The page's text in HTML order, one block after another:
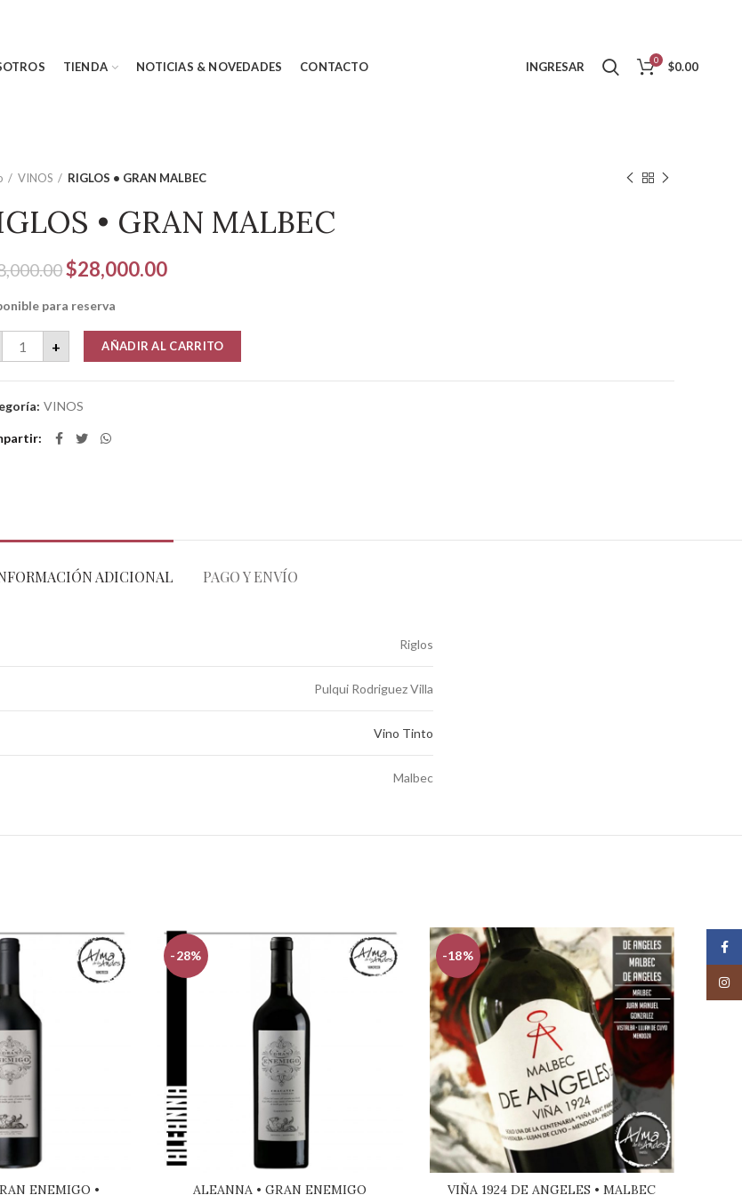
TIENDA NOTICIAS & NOVEDADES CONTACTO INGRESAR 0 $0.00
VINOS RIGLOS • GRAN MALBEC
• GRAN MALBEC
El
original
era:
$38,000.00.
$28,000.00El
es:
$28,000.00.
para reserva
RIGLOS • GRAN MALBEC cantidad
+ AÑADIR AL CARRITO
VINOS
ADICIONAL PAGO Y ENVÍO
Riglos
Pulqui Rodriguez Villa
Vino Tinto
Malbec
ENEMIGO •
-28%
ALEANNA • GRAN ENEMIGO
-18%
VIÑA 1924 DE ANGELES • MALBEC
-